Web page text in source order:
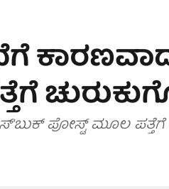
ಪೋಸ್ಟ್ ಮೂಲ